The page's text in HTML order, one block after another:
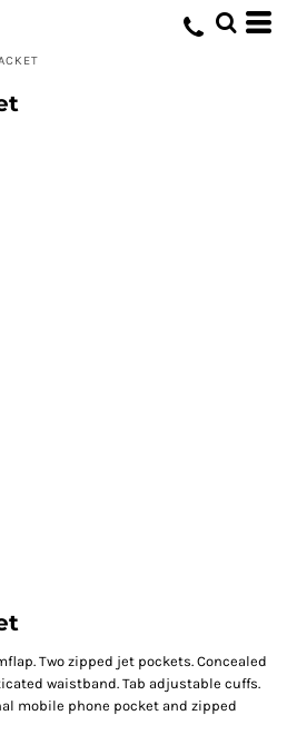
Two zipped jet pockets. Concealed
waistband. Tab adjustable cuffs.
mobile phone pocket and zipped